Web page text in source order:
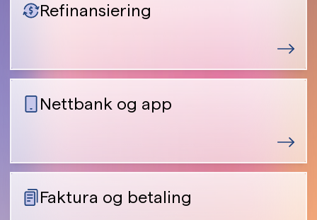
Refinansiering
Nettbank og app
Faktura og betaling